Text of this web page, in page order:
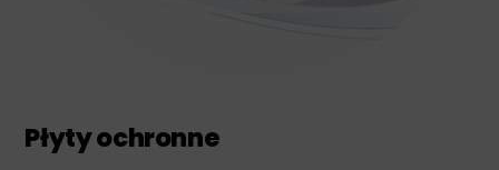
Płyty ochronne